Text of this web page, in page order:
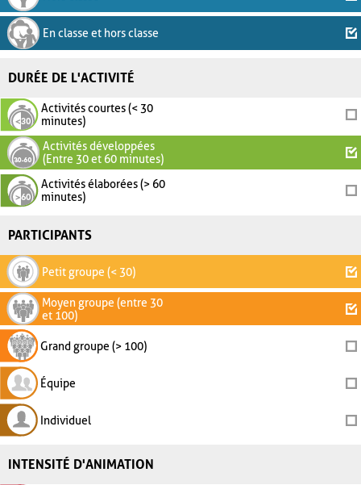
En classe et hors classe
DURÉE DE L'ACTIVITÉ
Activités courtes (< 30
minutes)
Activités développées
(Entre 30 et 60 minutes)
Activités élaborées (> 60
minutes)
PARTICIPANTS
Petit groupe (< 30)
Moyen groupe (entre 30
et 100)
Grand groupe (> 100)
Équipe
Individuel
INTENSITÉ D'ANIMATION